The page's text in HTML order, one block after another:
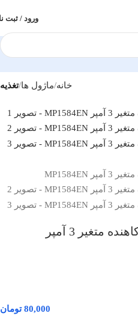
ورود / ثبت
خانه ماژول ها تغذیه
ماژول رگولاتور DC به DC کاهنده متغیر 3 آمپر
80,000 تومان